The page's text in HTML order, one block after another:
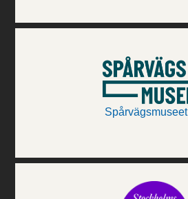
Spårvägsmuseet